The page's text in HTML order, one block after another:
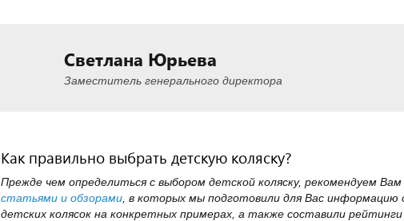
Светлана Юрьева
Заместитель генерального директора
Как правильно выбрать детскую коляску?
Прежде чем определиться с выбором детской коляску, рекомендуем
статьями и обзорами , в которых мы подготовили для Вас информацию
детских колясок на конкретных примерах, а также составили рейтинги